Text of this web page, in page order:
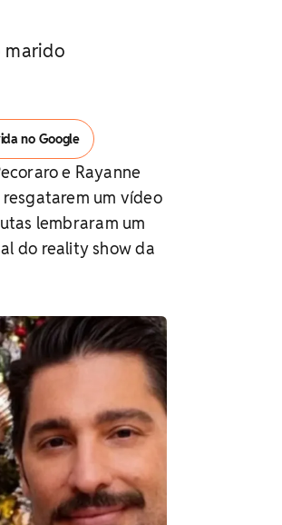
marido
no Google
e Rayanne
resgatarem um vídeo
lembraram um
do reality show da